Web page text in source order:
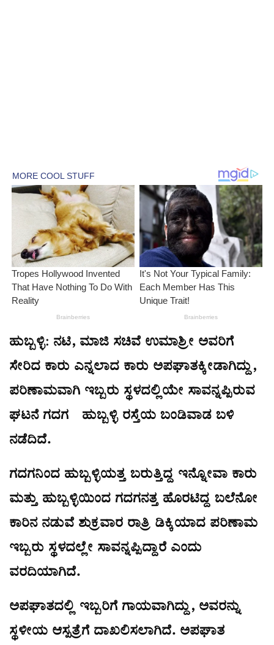
ಹುಬ್ಬಳ್ಳಿ: ನಟಿ, ಮಾಜಿ ಸಚಿವೆ ಉಮಾಶ್ರೀ ಅವರಿಗೆ
ಸೇರಿದ ಕಾರು ಎನ್ನಲಾದ ಕಾರು ಅಪಘಾತಕ್ಕೀಡಾಗಿದ್ದು,
ಪರಿಣಾಮವಾಗಿ ಇಬ್ಬರು ಸ್ಥಳದಲ್ಲಿಯೇ ಸಾವನ್ನಪ್ಪಿರುವ
ಘಟನೆ ಗದಗ-ಹುಬ್ಬಳ್ಳಿ ರಸ್ತೆಯ ಬಂಡಿವಾಡ ಬಳಿ
ನಡೆದಿದೆ.
ಗದಗನಿಂದ ಹುಬ್ಬಳ್ಳಿಯತ್ತ ಬರುತ್ತಿದ್ದ ಇನ್ನೋವಾ ಕಾರು
ಮತ್ತು ಹುಬ್ಬಳ್ಳಿಯಿಂದ ಗದಗನತ್ತ ಹೊರಟಿದ್ದ ಬಲೆನೋ
ಕಾರಿನ ನಡುವೆ ಶುಕ್ರವಾರ ರಾತ್ರಿ ಡಿಕ್ಕಿಯಾದ ಪರಿಣಾಮ
ಇಬ್ಬರು ಸ್ಥಳದಲ್ಲೇ ಸಾವನ್ನಪ್ಪಿದ್ದಾರೆ ಎಂದು
ವರದಿಯಾಗಿದೆ.
ಅಪಘಾತದಲ್ಲಿ ಇಬ್ಬರಿಗೆ ಗಾಯವಾಗಿದ್ದು, ಅವರನ್ನು
ಸ್ಥಳೀಯ ಆಸ್ಪತ್ರೆಗೆ ದಾಖಲಿಸಲಾಗಿದೆ. ಅಪಘಾತ